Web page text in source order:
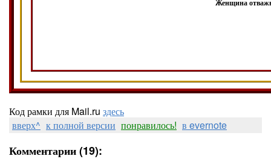
Как свеча, что
Вы её за
Мол, щебечет,
Не иссякнут
Код рамки для Mail.ru здесь
вверх^ к полной версии понравилось! в evernote
Комментарии (19):